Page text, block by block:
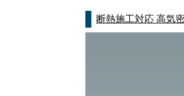
断熱施工対応 高気